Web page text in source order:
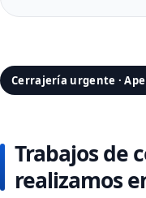
Cerrajería urgente ·
Trabajos de
realizamos